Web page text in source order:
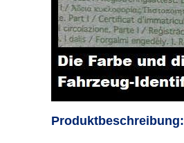
Produktbeschreibung: